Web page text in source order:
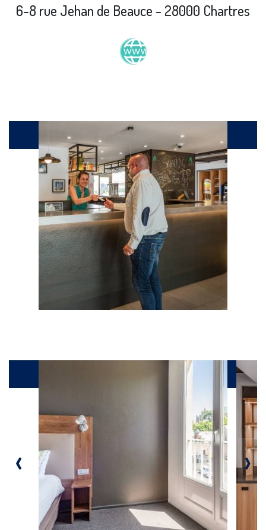
6-8 rue Jehan de Beauce - 28000 Chartres
Produits
Galerie
‹ ›